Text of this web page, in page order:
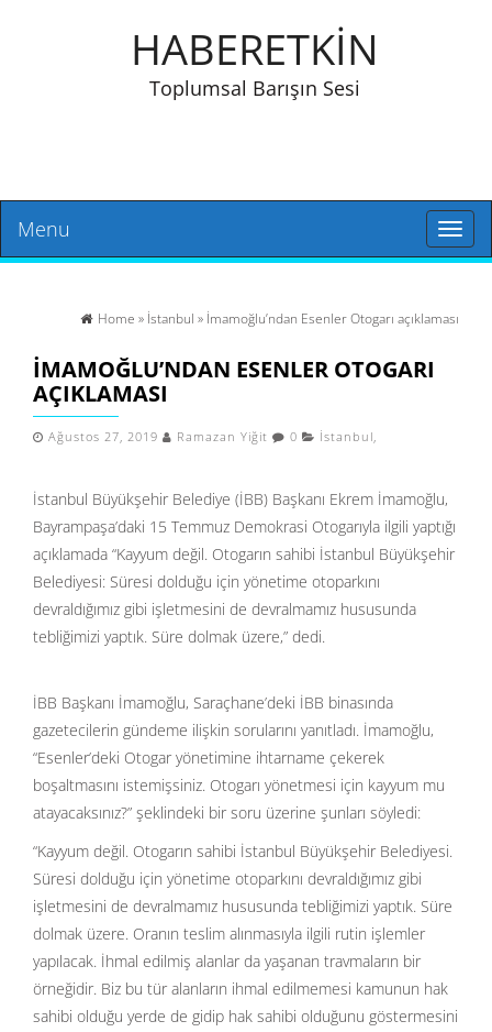
HABERETKİN
Toplumsal Barışın Sesi
Toggle
Menu
Home » İstanbul » İmamoğlu’ndan Esenler Otogarı açıklaması
İMAMOĞLU’NDAN ESENLER OTOGARI
AÇIKLAMASI
Ağustos 27, 2019 Ramazan Yiğit 0 İstanbul,
İstanbul Büyükşehir Belediye (İBB) Başkanı Ekrem İmamoğlu,
Bayrampaşa’daki 15 Temmuz Demokrasi Otogarıyla ilgili yaptığı
açıklamada “Kayyum değil. Otogarın sahibi İstanbul Büyükşehir
Belediyesi: Süresi dolduğu için yönetime otoparkını
devraldığımız gibi işletmesini de devralmamız hususunda
tebliğimizi yaptık. Süre dolmak üzere,” dedi.
İBB Başkanı İmamoğlu, Saraçhane’deki İBB binasında
gazetecilerin gündeme ilişkin sorularını yanıtladı. İmamoğlu,
“Esenler’deki Otogar yönetimine ihtarname çekerek
boşaltmasını istemişsiniz. Otogarı yönetmesi için kayyum mu
atayacaksınız?” şeklindeki bir soru üzerine şunları söyledi:
“Kayyum değil. Otogarın sahibi İstanbul Büyükşehir Belediyesi.
Süresi dolduğu için yönetime otoparkını devraldığımız gibi
işletmesini de devralmamız hususunda tebliğimizi yaptık. Süre
dolmak üzere. Oranın teslim alınmasıyla ilgili rutin işlemler
yapılacak. İhmal edilmiş alanlar da yaşanan travmaların bir
örneğidir. Biz bu tür alanların ihmal edilmemesi kamunun hak
sahibi olduğu yerde de gidip hak sahibi olduğunu göstermesini